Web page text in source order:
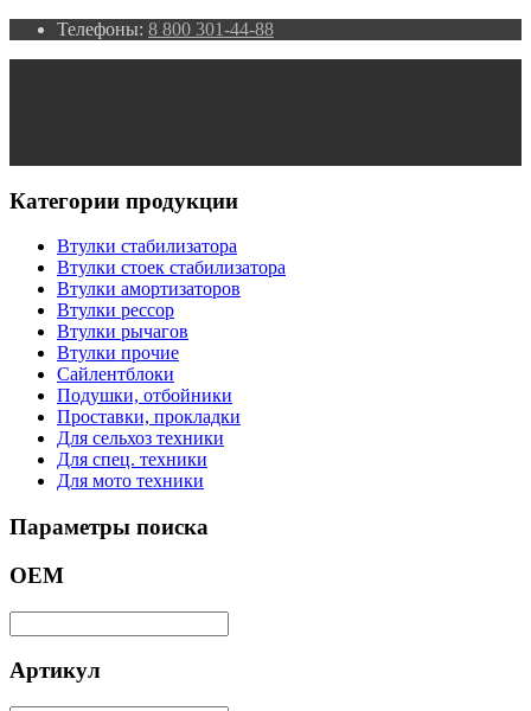
Телефоны: 8 800 301-44-88
Категории продукции
Втулки стабилизатора
Втулки стоек стабилизатора
Втулки амортизаторов
Втулки рессор
Втулки рычагов
Втулки прочие
Сайлентблоки
Подушки, отбойники
Проставки, прокладки
Для сельхоз техники
Для спец. техники
Для мото техники
Параметры поиска
ОЕМ
Артикул